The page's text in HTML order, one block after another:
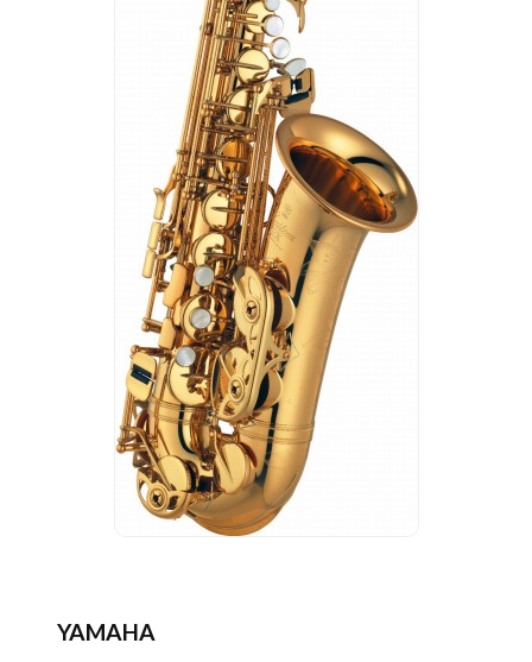
YAMAHA